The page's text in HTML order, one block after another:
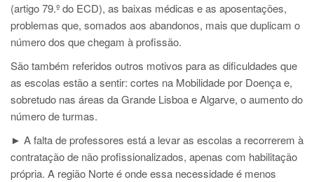
(artigo 79.º do ECD), as baixas médicas e as aposentações,
problemas que, somados aos abandonos, mais que duplicam o
número dos que chegam à profissão.
São também referidos outros motivos para as dificuldades que
as escolas estão a sentir: cortes na Mobilidade por Doença e,
sobretudo nas áreas da Grande Lisboa e Algarve, o aumento do
número de turmas.
► A falta de professores está a levar as escolas a recorrerem à
contratação de não profissionalizados, apenas com habilitação
própria. A região Norte é onde essa necessidade é menos